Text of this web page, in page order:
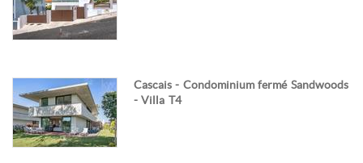
Cascais - Condominium fermé Sandwoods
- Villa T4